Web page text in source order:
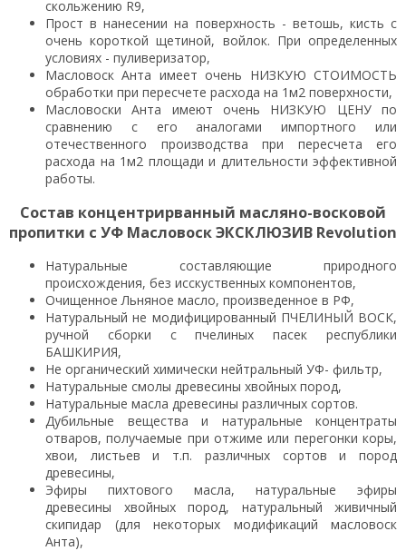
скольжению R9,
Прост в нанесении на поверхность - ветошь, кисть с
очень короткой щетиной, войлок. При определенных
условиях - пуливеризатор,
Масловоск Анта имеет очень НИЗКУЮ СТОИМОСТЬ
обработки при пересчете расхода на 1м2 поверхности,
Масловоски Анта имеют очень НИЗКУЮ ЦЕНУ по
сравнению с его аналогами импортного или
отечественного производства при пересчета его
расхода на 1м2 площади и длительности эффективной
работы.
Состав концентрирванный масляно-восковой
пропитки с УФ Масловоск ЭКСКЛЮЗИВ Revolution
Натуральные составляющие природного
происхождения, без исскуственных компонентов,
Очищенное Льняное масло, произведенное в РФ,
Натуральный не модифицированный ПЧЕЛИНЫЙ ВОСК,
ручной сборки с пчелиных пасек республики
БАШКИРИЯ,
Не органический химически нейтральный УФ- фильтр,
Натуральные смолы древесины хвойных пород,
Натуральные масла древесины различных сортов.
Дубильные вещества и натуральные концентраты
отваров, получаемые при отжиме или перегонки коры,
хвои, листьев и т.п. различных сортов и пород
древесины,
Эфиры пихтового масла, натуральные эфиры
древесины хвойных пород, натуральный живичный
скипидар (для некоторых модификаций масловоск
Анта),